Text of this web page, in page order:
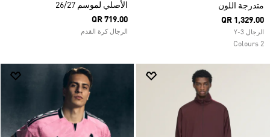
متدرجة اللون
QR 1,329.00
الرجال Y-3
2 Colours
الأصلي لموسم 26/27
QR 719.00
الرجال كرة القدم